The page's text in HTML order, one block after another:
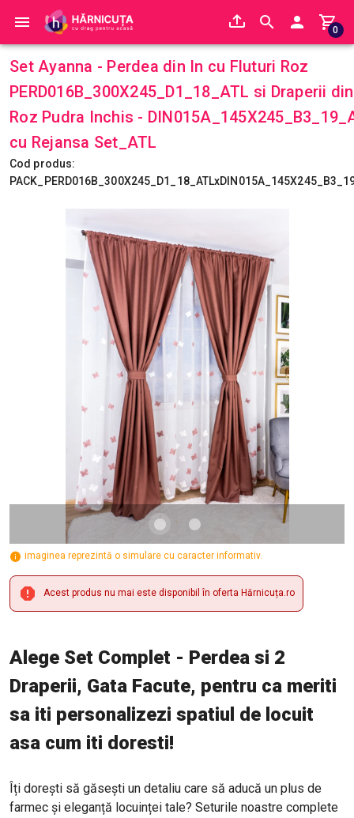
0
Set Ayanna - Perdea din In cu Fluturi Roz
PERD016B_300X245_D1_18_ATL si Draperii
Roz Pudra Inchis -
cu Rejansa Set_ATL
Cod produs:
imaginea reprezintă o simulare cu caracter informativ.
Acest produs nu mai este disponibil în oferta Hărnicuța.ro
Alege Set Complet - Perdea si 2
Draperii, Gata Facute, pentru ca meriti
sa iti personalizezi spatiul de locuit
asa cum iti doresti!
Îți dorești să găsești un detaliu care să aducă un plus de
farmec și eleganță locuinței tale? Seturile noastre complete